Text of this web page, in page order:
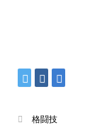
格闘技